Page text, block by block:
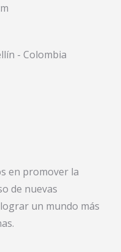
- Colombia
en promover la
de nuevas
un mundo más